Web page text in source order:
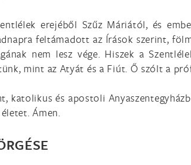
erejéből Szűz Máriától, és
feltámadott az Írások szerint,
nem lesz vége. Hiszek a
mint az Atyát és a Fiút. Ő szólt a
katolikus és apostoli
Ámen.